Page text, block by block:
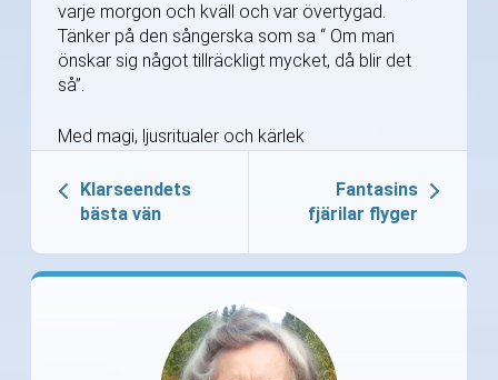
varje morgon och kväll och var övertygad.
Tänker på den sångerska som sa “ Om man
önskar sig något tillräckligt mycket, då blir det
så”.
Med magi, ljusritualer och kärlek
Klarseendets
bästa vän
Fantasins
fjärilar flyger